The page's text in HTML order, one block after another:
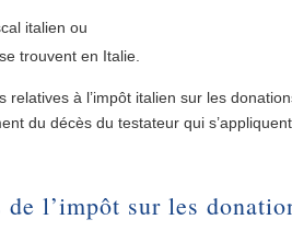
italien ou
trouvent en Italie.
relatives à l’impôt italien sur les
du décès du testateur qui s’appliquent.
de l’impôt sur les